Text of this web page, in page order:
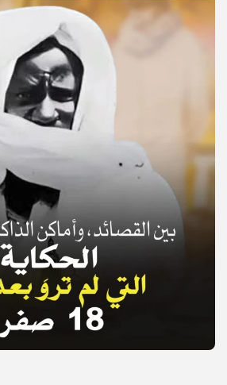
© Copyright 2025, APS